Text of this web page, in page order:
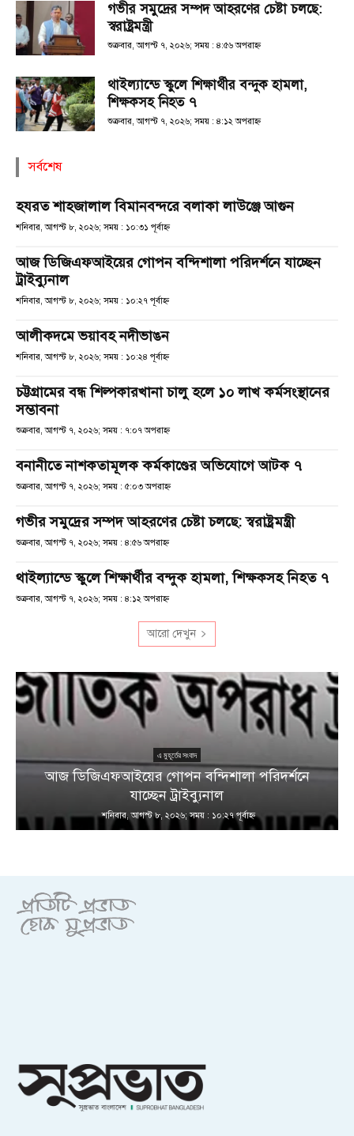
গভীর সমুদ্রের সম্পদ আহরণের চেষ্টা চলছে:
স্বরাষ্ট্রমন্ত্রী
শুক্রবার, আগস্ট ৭, ২০২৬; সময় : ৪:৫৬ অপরাহ্ণ
থাইল্যান্ডে স্কুলে শিক্ষার্থীর বন্দুক হামলা,
শিক্ষকসহ নিহত ৭
শুক্রবার, আগস্ট ৭, ২০২৬; সময় : ৪:১২ অপরাহ্ণ
সর্বশেষ
হযরত শাহজালাল বিমানবন্দরে বলাকা লাউঞ্জে আগুন
শনিবার, আগস্ট ৮, ২০২৬; সময় : ১০:৩১ পূর্বাহ্ণ
আজ ডিজিএফআইয়ের গোপন বন্দিশালা পরিদর্শনে যাচ্ছেন
ট্রাইব্যুনাল
শনিবার, আগস্ট ৮, ২০২৬; সময় : ১০:২৭ পূর্বাহ্ণ
আলীকদমে ভয়াবহ নদীভাঙন
শনিবার, আগস্ট ৮, ২০২৬; সময় : ১০:২৪ পূর্বাহ্ণ
চট্টগ্রামের বন্ধ শিল্পকারখানা চালু হলে ১০ লাখ কর্মসংস্থানের
সম্ভাবনা
শুক্রবার, আগস্ট ৭, ২০২৬; সময় : ৭:০৭ অপরাহ্ণ
বনানীতে নাশকতামূলক কর্মকাণ্ডের অভিযোগে আটক ৭
শুক্রবার, আগস্ট ৭, ২০২৬; সময় : ৫:০৩ অপরাহ্ণ
গভীর সমুদ্রের সম্পদ আহরণের চেষ্টা চলছে: স্বরাষ্ট্রমন্ত্রী
শুক্রবার, আগস্ট ৭, ২০২৬; সময় : ৪:৫৬ অপরাহ্ণ
থাইল্যান্ডে স্কুলে শিক্ষার্থীর বন্দুক হামলা, শিক্ষকসহ নিহত ৭
শুক্রবার, আগস্ট ৭, ২০২৬; সময় : ৪:১২ অপরাহ্ণ
আরো দেখুন
এ মুহূর্তের সংবাদ
আজ ডিজিএফআইয়ের গোপন বন্দিশালা পরিদর্শনে
যাচ্ছেন ট্রাইব্যুনাল
শনিবার, আগস্ট ৮, ২০২৬; সময় : ১০:২৭ পূর্বাহ্ণ